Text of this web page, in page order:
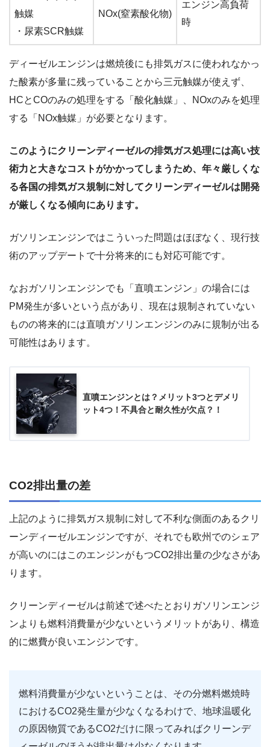
触媒
・尿素SCR触媒
NOx(窒素酸化物)
エンジン高負荷
時
ディーゼルエンジンは燃焼後にも排気ガスに使われなかっ
た酸素が多量に残っていることから三元触媒が使えず、
HCとCOのみの処理をする「酸化触媒」、NOxのみを処理
する「NOx触媒」が必要となります。
このようにクリーンディーゼルの排気ガス処理には高い技
術力と大きなコストがかかってしまうため、年々厳しくな
る各国の排気ガス規制に対してクリーンディーゼルは開発
が厳しくなる傾向にあります。
ガソリンエンジンではこういった問題はほぼなく、現行技
術のアップデートで十分将来的にも対応可能です。
なおガソリンエンジンでも「直噴エンジン」の場合には
PM発生が多いという点があり、現在は規制されていない
ものの将来的には直噴ガソリンエンジンのみに規制が出る
可能性はあります。
直噴エンジンとは？メリット3つとデメリ
ット4つ！不具合と耐久性が欠点？！
CO2排出量の差
上記のように排気ガス規制に対して不利な側面のあるクリ
ーンディーゼルエンジンですが、それでも欧州でのシェア
が高いのにはこのエンジンがもつCO2排出量の少なさがあ
ります。
クリーンディーゼルは前述で述べたとおりガソリンエンジ
ンよりも燃料消費量が少ないというメリットがあり、構造
的に燃費が良いエンジンです。
燃料消費量が少ないということは、その分燃料燃焼時
におけるCO2発生量が少なくなるわけで、地球温暖化
の原因物質であるCO2だけに限ってみればクリーンデ